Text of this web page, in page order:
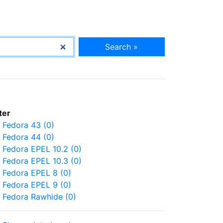
Search »
Fedora 43 (0)
Fedora 44 (0)
Fedora EPEL 10.2 (0)
Fedora EPEL 10.3 (0)
Fedora EPEL 8 (0)
Fedora EPEL 9 (0)
Fedora Rawhide (0)